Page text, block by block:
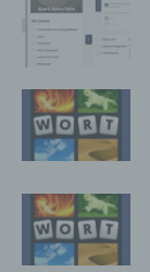
Daten
die
die